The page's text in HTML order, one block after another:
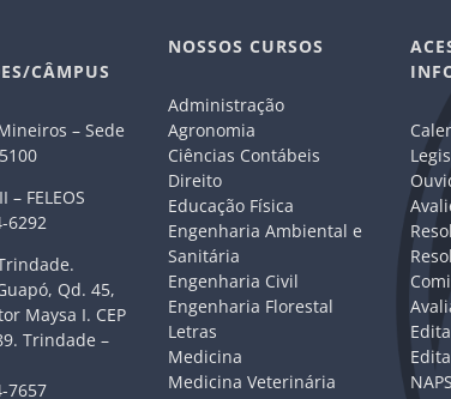
CÂMPUS
– Sede
– FELEOS
6292
Qd. 45,
Maysa I. CEP
Trindade –
7657
NOSSOS CURSOS
Administração
Agronomia
Ciências Contábeis
Direito
Educação Física
Engenharia Ambiental e
Sanitária
Engenharia Civil
Engenharia Florestal
Letras
Medicina
Medicina Veterinária